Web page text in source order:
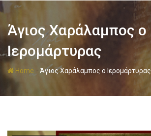
Άγιος Χαράλαμπος ο
Ιερομάρτυρας
Home -Άγιος Χαράλαμπος ο Ιερομάρτυρας